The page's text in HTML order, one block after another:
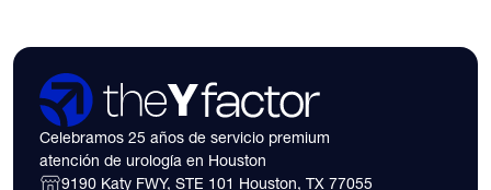
Celebramos 25 años de servicio premium
atención de urología en Houston
9190 Katy FWY, STE 101 Houston, TX 77055